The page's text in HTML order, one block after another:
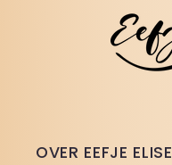
OVER EEFJE ELISE